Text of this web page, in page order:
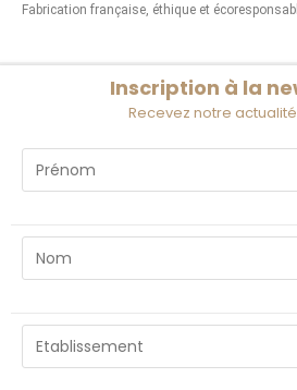
Fabrication française, éthique et
Inscription à la
Recevez notre